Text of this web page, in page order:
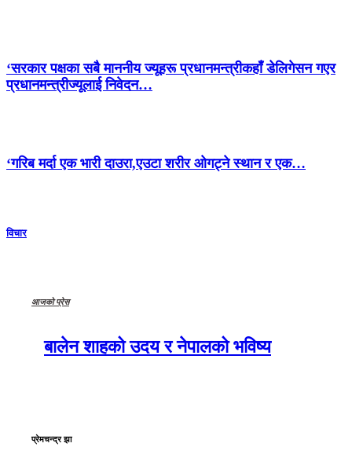
‘सरकार पक्षका सबै माननीय ज्यूहरू प्रधानमन्त्रीकहाँ डेलिगेसन गएर
प्रधानमन्त्रीज्यूलाई निवेदन…
‘गरिब मर्दा एक भारी दाउरा,एउटा शरीर ओगट्ने स्थान र एक…
विचार
आजको प्रेस
बालेन शाहको उदय र नेपालको भविष्य
प्रेमचन्द्र झा